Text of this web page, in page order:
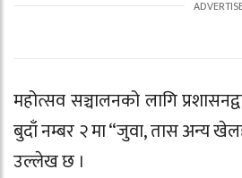
महोत्सव सञ्चालनको लागि
बुदाँ नम्बर २ मा “जुवा, तास अन्य
उल्लेख छ ।